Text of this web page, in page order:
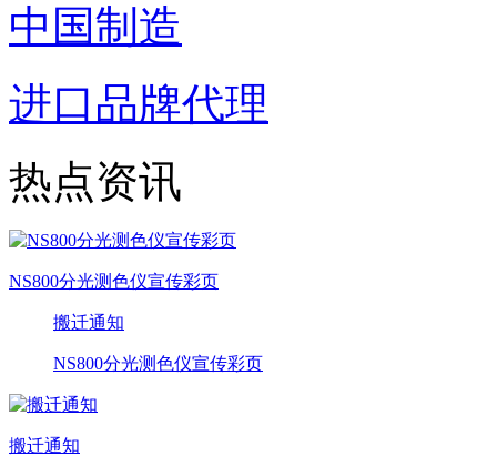
中国制造
进口品牌代理
热点资讯
NS800分光测色仪宣传彩页
搬迁通知
NS800分光测色仪宣传彩页
搬迁通知